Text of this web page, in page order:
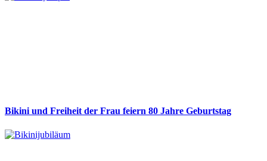
Bikini und Freiheit der Frau feiern 80 Jahre Geburtstag